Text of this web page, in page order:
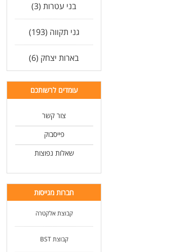
בני עטרות (3)
גני תקווה (193)
בארות יצחק (6)
עומדים לרשותכם
צור קשר
פייסבוק
שאלות נפוצות
חברות מגייסות
קבוצת אלקטרה
קבוצת BST